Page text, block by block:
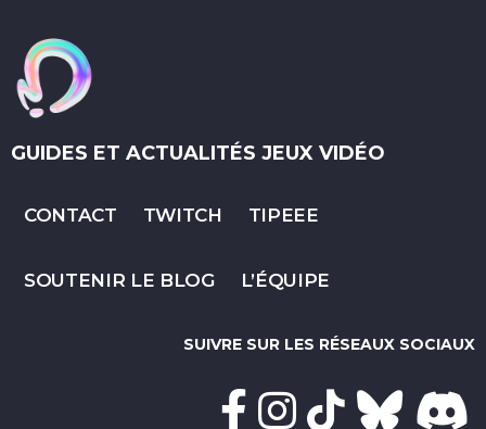
GUIDES ET ACTUALITÉS JEUX VIDÉO
CONTACT TWITCH TIPEEE
SOUTENIR LE BLOG L’ÉQUIPE
SUIVRE SUR LES RÉSEAUX SOCIAUX